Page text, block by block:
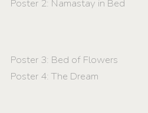
Poster 2: Namastay in Bed
Poster 3: Bed of Flowers
Poster 4: The Dream